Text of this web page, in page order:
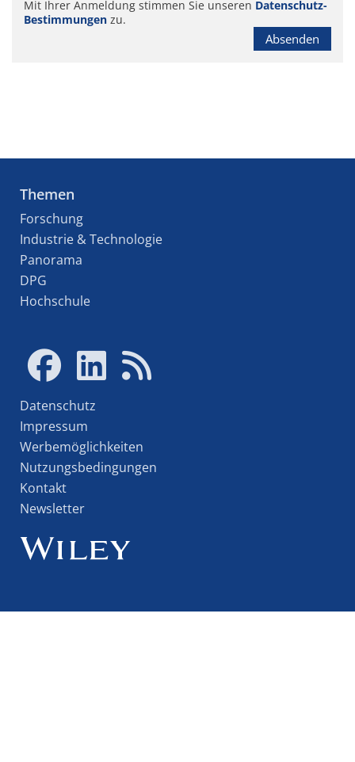
Mit Ihrer Anmeldung stimmen Sie unseren Datenschutz-
Bestimmungen zu.
Absenden
Themen
Forschung
Industrie & Technologie
Panorama
DPG
Hochschule
Datenschutz
Impressum
Werbemöglichkeiten
Nutzungsbedingungen
Kontakt
Newsletter